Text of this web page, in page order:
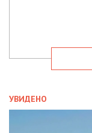
УВИДЕНО